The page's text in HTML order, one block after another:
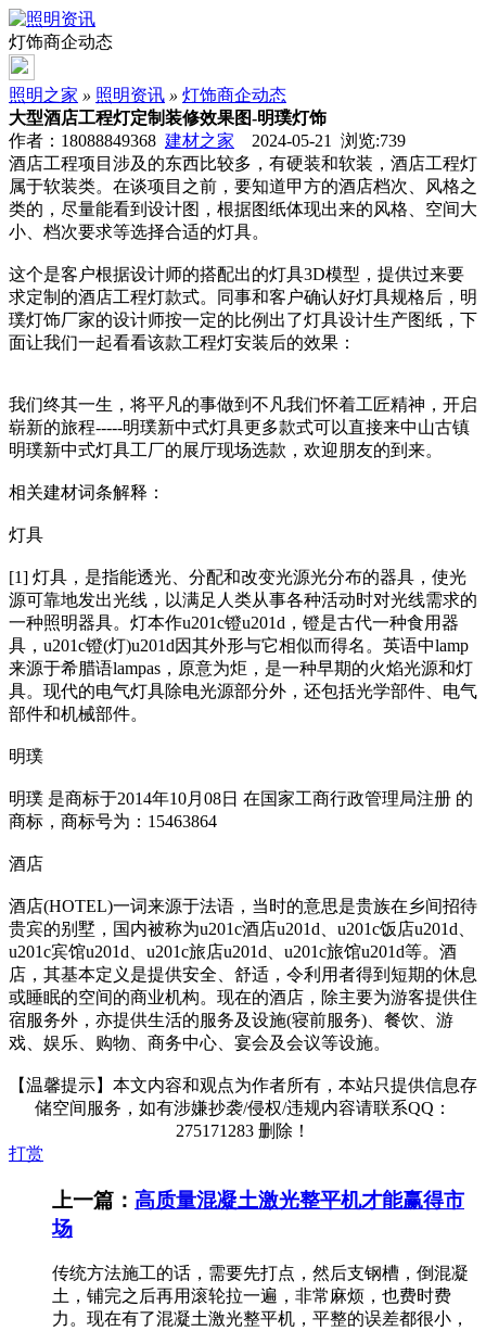
灯饰商企动态
照明之家 » 照明资讯 » 灯饰商企动态
大型酒店工程灯定制装修效果图-明璞灯饰
作者：18088849368 建材之家 2024-05-21 浏览:739
酒店工程项目涉及的东西比较多，有硬装和软装，酒店工程灯
属于软装类。在谈项目之前，要知道甲方的酒店档次、风格之
类的，尽量能看到设计图，根据图纸体现出来的风格、空间大
小、档次要求等选择合适的灯具。
这个是客户根据设计师的搭配出的灯具3D模型，提供过来要
求定制的酒店工程灯款式。同事和客户确认好灯具规格后，明
璞灯饰厂家的设计师按一定的比例出了灯具设计生产图纸，下
面让我们一起看看该款工程灯安装后的效果：
我们终其一生，将平凡的事做到不凡我们怀着工匠精神，开启
崭新的旅程-----明璞新中式灯具更多款式可以直接来中山古镇
明璞新中式灯具工厂的展厅现场选款，欢迎朋友的到来。
相关建材词条解释：
灯具
[1] 灯具，是指能透光、分配和改变光源光分布的器具，使光
源可靠地发出光线，以满足人类从事各种活动时对光线需求的
一种照明器具。灯本作u201c镫u201d，镫是古代一种食用器
具，u201c镫(灯)u201d因其外形与它相似而得名。英语中lamp
来源于希腊语lampas，原意为炬，是一种早期的火焰光源和灯
具。现代的电气灯具除电光源部分外，还包括光学部件、电气
部件和机械部件。
明璞
明璞 是商标于2014年10月08日 在国家工商行政管理局注册 的
商标，商标号为：15463864
酒店
酒店(HOTEL)一词来源于法语，当时的意思是贵族在乡间招待
贵宾的别墅，国内被称为u201c酒店u201d、u201c饭店u201d、
u201c宾馆u201d、u201c旅店u201d、u201c旅馆u201d等。酒
店，其基本定义是提供安全、舒适，令利用者得到短期的休息
或睡眠的空间的商业机构。现在的酒店，除主要为游客提供住
宿服务外，亦提供生活的服务及设施(寝前服务)、餐饮、游
戏、娱乐、购物、商务中心、宴会及会议等设施。
【温馨提示】本文内容和观点为作者所有，本站只提供信息存
储空间服务，如有涉嫌抄袭/侵权/违规内容请联系QQ：
275171283 删除！
打赏
上一篇： 高质量混凝土激光整平机才能赢得市
场
传统方法施工的话，需要先打点，然后支钢槽，倒混凝
土，铺完之后再用滚轮拉一遍，非常麻烦，也费时费
力。现在有了混凝土激光整平机，平整的误差都很小，